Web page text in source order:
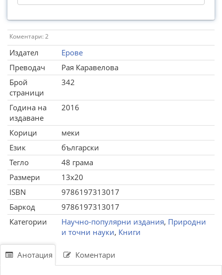
Коментари: 2
Издател
Ерове
Преводач
Рая Каравелова
Брой
страници
342
Година на
издаване
2016
Корици
меки
Език
български
Тегло
48 грама
Размери
13x20
ISBN
9786197313017
Баркод
9786197313017
Категории
Научно-популярни издания, Природни
и точни науки, Книги
Анотация Коментари